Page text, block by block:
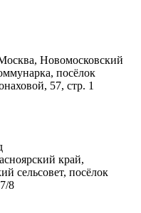
Новомосковский
посёлок
57, стр. 1
край,
сельсовет, посёлок
8